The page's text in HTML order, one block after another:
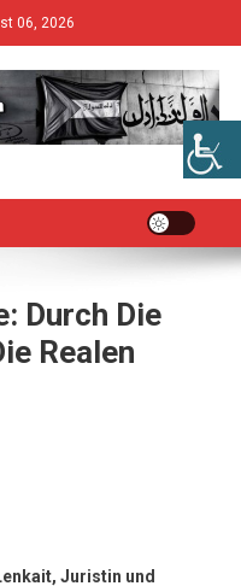
06, 2026
Durch Die
Realen
Juristin und